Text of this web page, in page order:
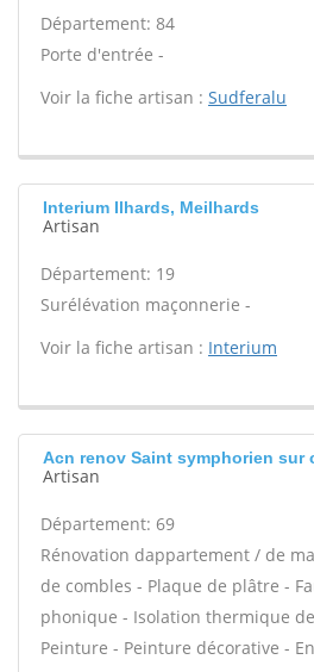
Département: 84
Porte d'entrée -
Voir la fiche artisan : Sudferalu
Interium Ilhards, Meilhards
Artisan
Département: 19
Surélévation maçonnerie -
Voir la fiche artisan : Interium
Acn renov Saint symphorien sur
Artisan
Département: 69
Rénovation dappartement / de
de combles - Plaque de plâtre -
phonique - Isolation thermique
Peinture - Peinture décorative -